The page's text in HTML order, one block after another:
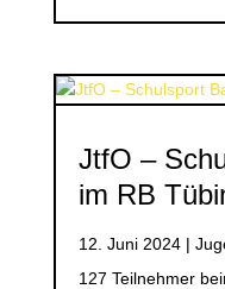
JtfO –
im RB
12. Juni 2024|
127 Teilnehmer